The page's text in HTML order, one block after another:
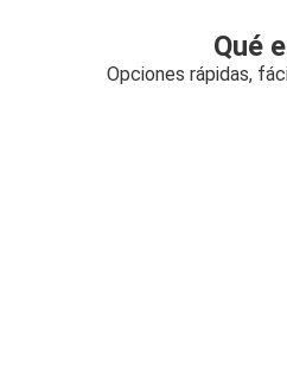
Qué
Opciones rápidas,